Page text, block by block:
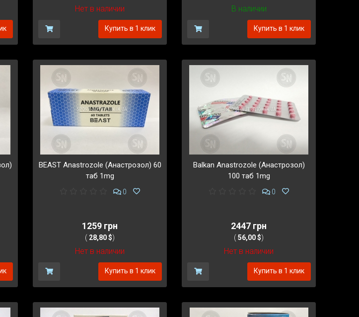
Нет в наличии
Купить в 1 клик
В наличии
Купить в 1 клик
BEAST Anastrozole (Анастрозол) 60
таб 1mg
0
1259 грн
( 28,80 $)
Нет в наличии
Купить в 1 клик
Balkan Anastrozole (Анастрозол)
100 таб 1mg
0
2447 грн
( 56,00 $)
Нет в наличии
Купить в 1 клик